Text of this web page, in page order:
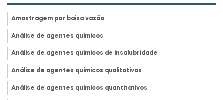
Amostragem por baixa vazão
Análise de agentes químicos
Análise de agentes químicos de insalubridade
Análise de agentes químicos qualitativos
Análise de agentes químicos quantitativos